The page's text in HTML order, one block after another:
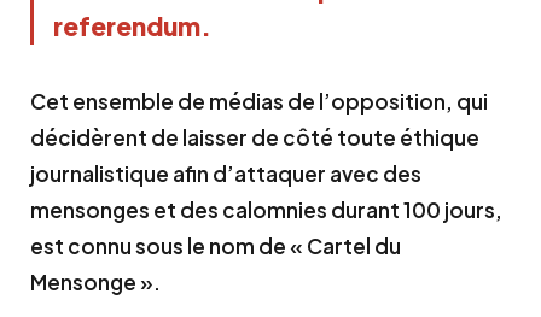
referendum.
Cet ensemble de médias de l’opposition, qui
décidèrent de laisser de côté toute éthique
journalistique afin d’attaquer avec des
mensonges et des calomnies durant 100 jours,
est connu sous le nom de « Cartel du
Mensonge ».